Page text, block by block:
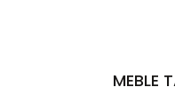
MEBLE